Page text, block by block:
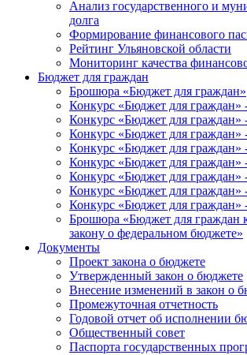
Анализ государственного и
долга
Формирование финансового
Рейтинг Ульяновской области
Мониторинг качества
Бюджет для граждан
Брошюра «Бюджет для граждан»
Конкурс «Бюджет для граждан»
Конкурс «Бюджет для граждан»
Конкурс «Бюджет для граждан»
Конкурс «Бюджет для граждан»
Конкурс «Бюджет для граждан»
Конкурс «Бюджет для граждан»
Конкурс «Бюджет для граждан»
Конкурс «Бюджет для граждан»
Брошюра «Бюджет для граждан
закону о федеральном бюджете»
Документы
Проект закона о бюджете
Утвержденный закон о бюджете
Внесение изменений в закон о
Промежуточная отчетность
Годовой отчет об исполнении
Общественный совет
Паспорта государственных